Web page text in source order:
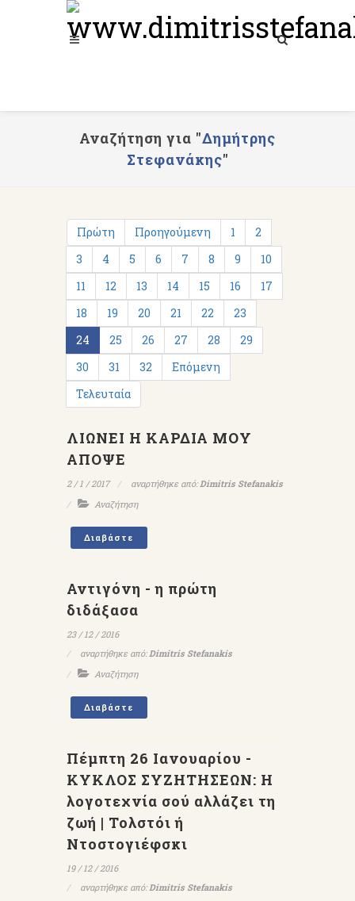
Αναζήτηση για "Δημήτρης
Στεφανάκης"
Πρώτη Προηγούμενη 1
2
3
4 5 6 7 8 9
10
11
12 13 14 15 16
17
18
19 20 21 22
23
24
25 26 27 28
29
30
31 32
Επόμενη
Τελευταία
ΛΙΩΝΕΙ Η ΚΑΡΔΙΑ ΜΟΥ
ΑΠΟΨΕ
2 / 1 / 2017 αναρτήθηκε από:Dimitris Stefanakis
Αναζήτηση
Διαβάστε
Αντιγόνη - η πρώτη
διδάξασα
23 / 12 / 2016
αναρτήθηκε από:Dimitris Stefanakis
Αναζήτηση
Διαβάστε
Πέμπτη 26 Ιανουαρίου -
ΚΥΚΛΟΣ ΣΥΖΗΤΗΣΕΩΝ: Η
λογοτεχνία σού αλλάζει τη
ζωή | Τολστόι ή
Ντοστογιέφσκι
19 / 12 / 2016
αναρτήθηκε από:Dimitris Stefanakis